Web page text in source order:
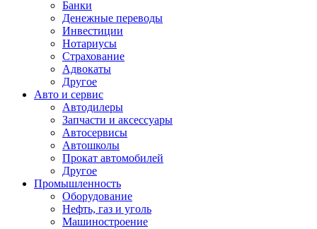
Банки
Денежные переводы
Инвестиции
Нотариусы
Страхование
Адвокаты
Другое
Авто и сервис
Автодилеры
Запчасти и аксессуары
Автосервисы
Автошколы
Прокат автомобилей
Другое
Промышленность
Оборудование
Нефть, газ и уголь
Машиностроение